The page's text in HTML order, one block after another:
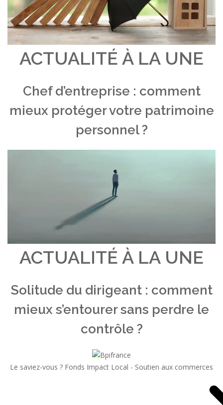
ACTUALITÉ À LA UNE
Chef d’entreprise : comment
mieux protéger votre patrimoine
personnel ?
ACTUALITÉ À LA UNE
Solitude du dirigeant : comment
mieux s’entourer sans perdre le
contrôle ?
Le saviez-vous ? Fonds Impact Local - Soutien aux commerces